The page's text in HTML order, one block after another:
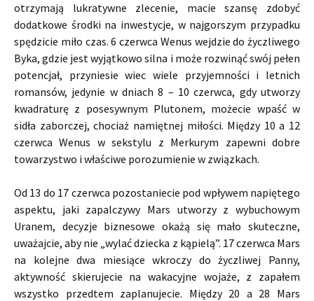
otrzymają lukratywne zlecenie, macie szansę zdobyć
dodatkowe środki na inwestycje, w najgorszym przypadku
spędzicie miło czas. 6 czerwca Wenus wejdzie do życzliwego
Byka, gdzie jest wyjątkowo silna i może rozwinąć swój pełen
potencjał, przyniesie wiec wiele przyjemności i letnich
romansów, jedynie w dniach 8 – 10 czerwca, gdy utworzy
kwadraturę z posesywnym Plutonem, możecie wpaść w
sidła zaborczej, chociaż namiętnej miłości. Między 10 a 12
czerwca Wenus w sekstylu z Merkurym zapewni dobre
towarzystwo i właściwe porozumienie w związkach.
Od 13 do 17 czerwca pozostaniecie pod wpływem napiętego
aspektu, jaki zapalczywy Mars utworzy z wybuchowym
Uranem, decyzje biznesowe okażą się mało skuteczne,
uważajcie, aby nie „wylać dziecka z kąpielą”. 17 czerwca Mars
na kolejne dwa miesiące wkroczy do życzliwej Panny,
aktywność skierujecie na wakacyjne wojaże, z zapałem
wszystko przedtem zaplanujecie. Między 20 a 28 Mars